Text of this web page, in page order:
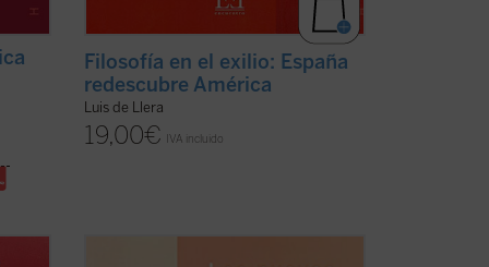
Filosofía en el exilio: España
redescubre América
Luis de Llera
19,00€ IVA incluido